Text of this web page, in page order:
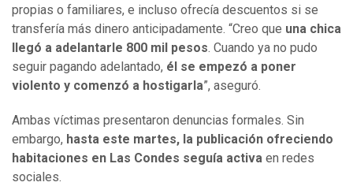
propias o familiares, e incluso ofrecía descuentos si se
transfería más dinero anticipadamente. “Creo que una chica
llegó a adelantarle 800 mil pesos. Cuando ya no pudo
seguir pagando adelantado, él se empezó a poner
violento y comenzó a hostigarla”, aseguró.
Ambas víctimas presentaron denuncias formales. Sin
embargo, hasta este martes, la publicación ofreciendo
habitaciones en Las Condes seguía activa en redes
sociales.